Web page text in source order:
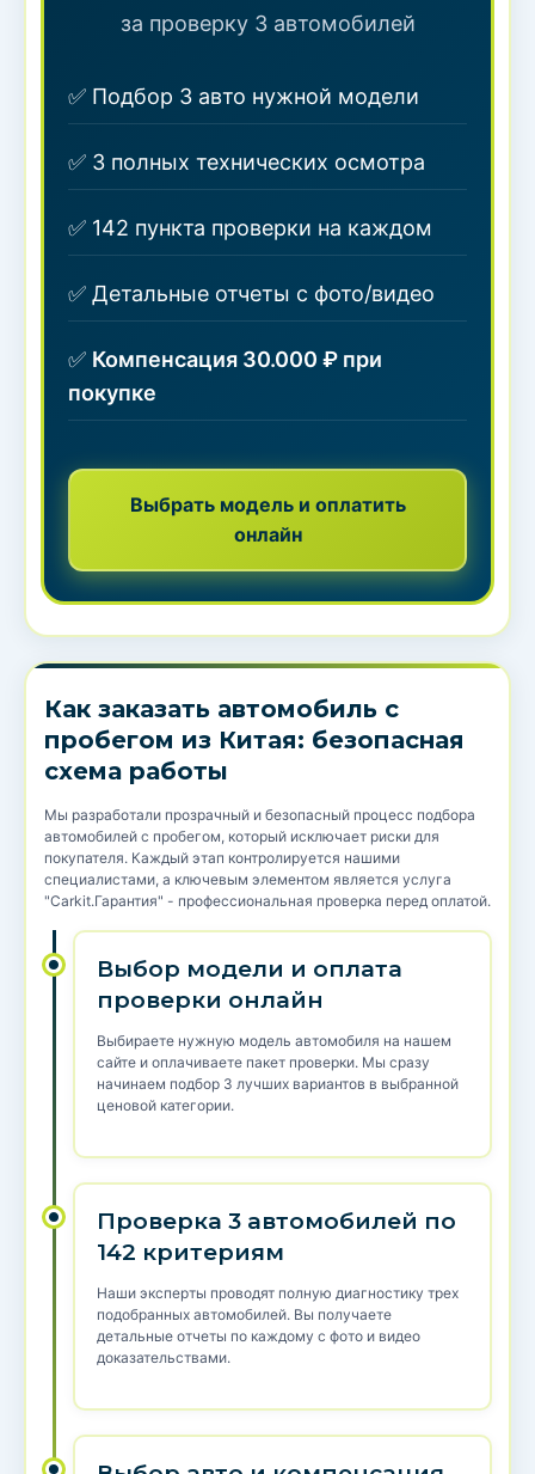
за проверку 3 автомобилей
✅ Подбор 3 авто нужной модели
✅ 3 полных технических осмотра
✅ 142 пункта проверки на каждом
✅ Детальные отчеты с фото/видео
✅ Компенсация 30.000 ₽ при
покупке
Выбрать модель и оплатить
онлайн
Как заказать автомобиль с
пробегом из Китая: безопасная
схема работы
Мы разработали прозрачный и безопасный процесс подбора
автомобилей с пробегом, который исключает риски для
покупателя. Каждый этап контролируется нашими
специалистами, а ключевым элементом является услуга
"Carkit.Гарантия" - профессиональная проверка перед оплатой.
Выбор модели и оплата
проверки онлайн
Выбираете нужную модель автомобиля на нашем
сайте и оплачиваете пакет проверки. Мы сразу
начинаем подбор 3 лучших вариантов в выбранной
ценовой категории.
Проверка 3 автомобилей по
142 критериям
Наши эксперты проводят полную диагностику трех
подобранных автомобилей. Вы получаете
детальные отчеты по каждому с фото и видео
доказательствами.